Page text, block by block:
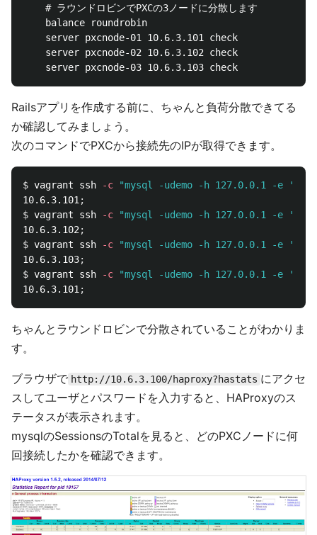
    # ラウンドロビンでPXCの3ノードに分散します
    balance roundrobin
    server pxcnode-01 10.6.3.101 check
    server pxcnode-02 10.6.3.102 check
Railsアプリを作成する前に、ちゃんと負荷分散できてる
か確認してみましょう。
次のコマンドでPXCから接続先のIPが取得できます。
$ vagrant ssh -c
"mysql -udemo -h 127.0.0.1 -e
10.6.3.101 ;
$ vagrant ssh -c
"mysql -udemo -h 127.0.0.1 -e
10.6.3.102 ;
$ vagrant ssh -c
"mysql -udemo -h 127.0.0.1 -e
10.6.3.103;
$ vagrant ssh -c
"mysql -udemo -h 127.0.0.1 -e
10.6.3.101 ;
ちゃんとラウンドロビンで分散されていることがわかりま
す。
ブラウザで http://10.6.3.100/haproxy?hastats にアクセ
スしてユーザとパスワードを入力すると、HAProxyのス
テータスが表示されます。
mysqlのSessionsのTotalを見ると、どのPXCノードに何
回接続したかを確認できます。